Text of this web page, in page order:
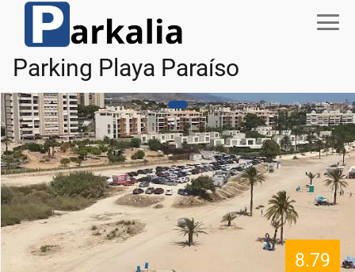
Parking Playa Paraíso
8.79